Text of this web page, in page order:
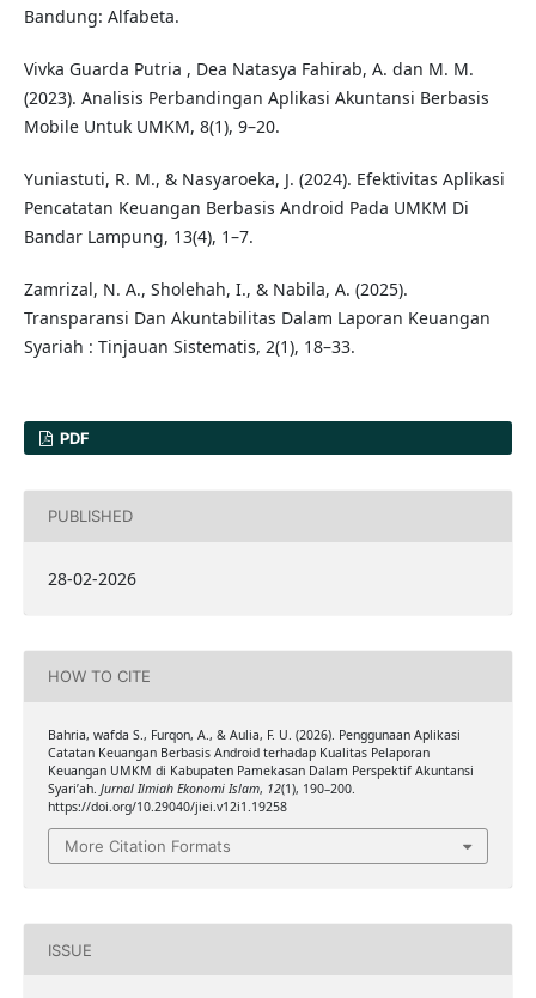
Bandung: Alfabeta.
Vivka Guarda Putria , Dea Natasya Fahirab, A. dan M. M.
(2023). Analisis Perbandingan Aplikasi Akuntansi Berbasis
Mobile Untuk UMKM, 8(1), 9–20.
Yuniastuti, R. M., & Nasyaroeka, J. (2024). Efektivitas Aplikasi
Pencatatan Keuangan Berbasis Android Pada UMKM Di
Bandar Lampung, 13(4), 1–7.
Zamrizal, N. A., Sholehah, I., & Nabila, A. (2025).
Transparansi Dan Akuntabilitas Dalam Laporan Keuangan
Syariah : Tinjauan Sistematis, 2(1), 18–33.
PDF
PUBLISHED
28-02-2026
HOW TO CITE
Bahria, wafda S., Furqon, A., & Aulia, F. U. (2026). Penggunaan Aplikasi
Catatan Keuangan Berbasis Android terhadap Kualitas Pelaporan
Keuangan UMKM di Kabupaten Pamekasan Dalam Perspektif Akuntansi
Syari’ah. Jurnal Ilmiah Ekonomi Islam, 12(1), 190–200.
https://doi.org/10.29040/jiei.v12i1.19258
More Citation Formats
ISSUE